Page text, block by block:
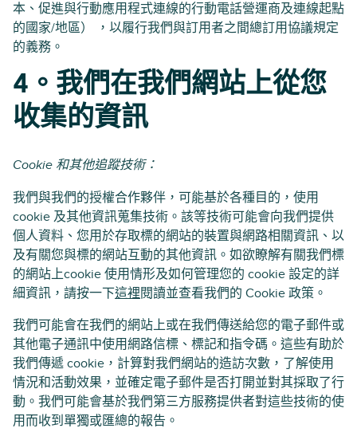
本、促進與行動應用程式連線的行動電話營運商及連線起點
的國家/地區） ，以履行我們與訂用者之間總訂用協議規定
的義務。
4。我們在我們網站上從您
收集的資訊
Cookie 和其他追蹤技術：
我們與我們的授權合作夥伴，可能基於各種目的，使用
cookie 及其他資訊蒐集技術。該等技術可能會向我們提供
個人資料、您用於存取標的網站的裝置與網路相關資訊、以
及有關您與標的網站互動的其他資訊。如欲瞭解有關我們標
的網站上cookie 使用情形及如何管理您的 cookie 設定的詳
細資訊，請按一下這裡閱讀並查看我們的 Cookie 政策。
我們可能會在我們的網站上或在我們傳送給您的電子郵件或
其他電子通訊中使用網路信標、標記和指令碼。這些有助於
我們傳遞 cookie，計算對我們網站的造訪次數，了解使用
情況和活動效果，並確定電子郵件是否打開並對其採取了行
動。我們可能會基於我們第三方服務提供者對這些技術的使
用而收到單獨或匯總的報告。